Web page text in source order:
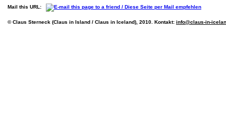
Mail this URL:
© Claus Sterneck (Claus in Island / Claus in Iceland), 2010. Kontakt: info@claus-in-